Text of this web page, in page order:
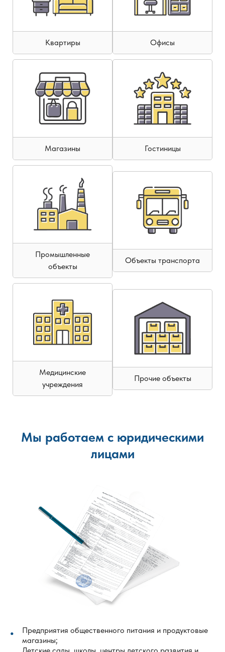
Квартиры Офисы
Магазины Гостиницы
Промышленные
объекты
Объекты транспорта
Медицинские
учреждения
Прочие объекты
Мы работаем с юридическими
лицами
Предприятия общественного питания и продуктовые
магазины;